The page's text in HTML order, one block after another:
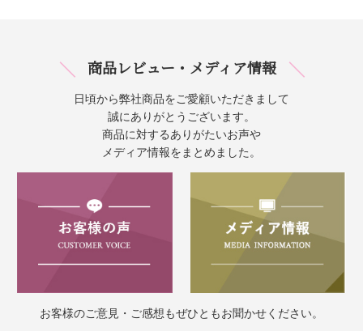
商品レビュー・メディア情報
日頃から弊社商品をご愛顧いただきまして
誠にありがとうございます。
商品に対するありがたいお声や
メディア情報をまとめました。
お客様のご意見・ご感想もぜひともお聞かせください。